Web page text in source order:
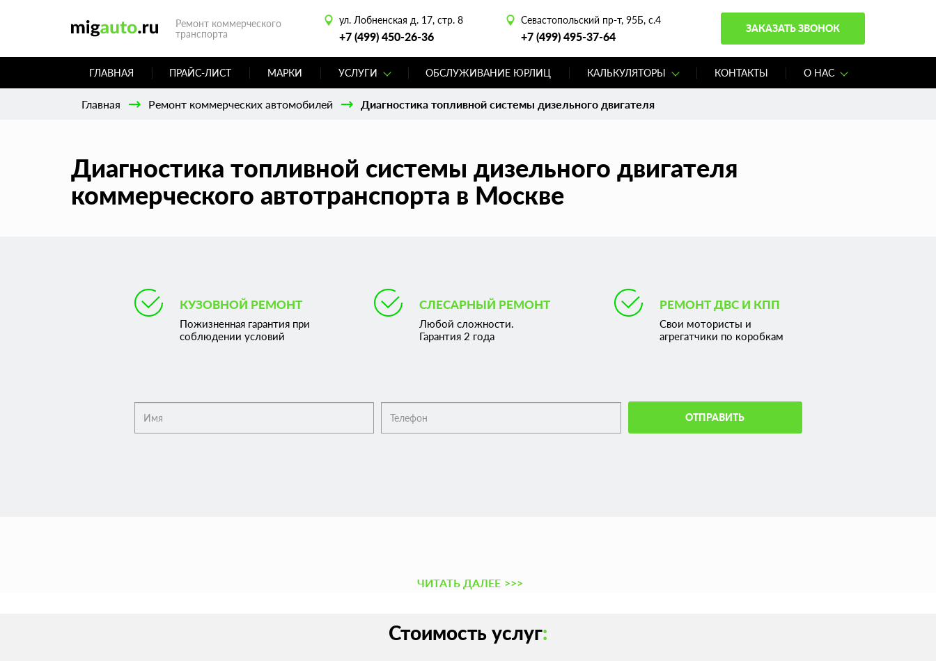
Ремонт коммерческого
транспорта
ул. Лобненская д. 17, стр. 8
+7 (499) 450-26-36
Севастопольский пр-т, 95Б, с.4
+7 (499) 495-37-64
ЗАКАЗАТЬ ЗВОНОК
ГЛАВНАЯ ПРАЙС-ЛИСТ МАРКИ УСЛУГИ ОБСЛУЖИВАНИЕ ЮРЛИЦ КАЛЬКУЛЯТОРЫ КОНТАКТЫ О НАС
Главная Ремонт коммерческих автомобилей Диагностика топливной системы дизельного двигателя
Диагностика топливной системы дизельного двигателя
коммерческого автотранспорта в Москве
КУЗОВНОЙ РЕМОНТ
Пожизненная гарантия при
соблюдении условий
СЛЕСАРНЫЙ РЕМОНТ
Любой сложности.
Гарантия 2 года
РЕМОНТ ДВС И КПП
Свои мотористы и
агрегатчики по коробкам
ОТПРАВИТЬ
ЧИТАТЬ ДАЛЕЕ >>>
Стоимость услуг: